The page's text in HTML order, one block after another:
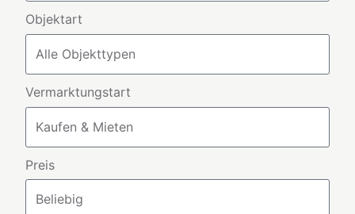
Objektart
Vermarktungstart
Preis